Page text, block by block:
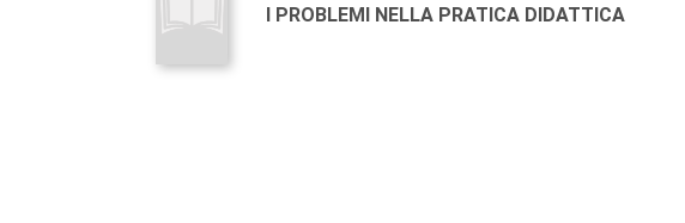
I PROBLEMI NELLA PRATICA DIDATTICA